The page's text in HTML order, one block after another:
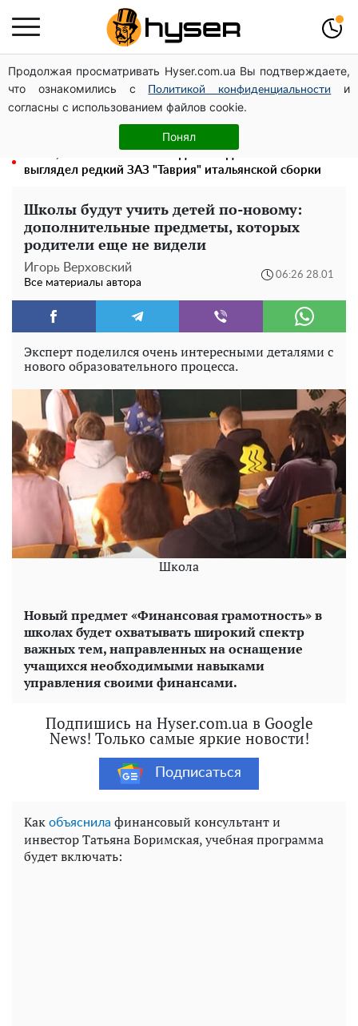
Продолжая просматривать Hyser.com.ua Вы подтверждаете,
что ознакомились с
Политикой конфиденциальности
и
согласны с использованием файлов cookie.
Понял
Голая Елена Тополя в интересных позах заставила
отвисать челюсти: слив видео – было только началом
Полностью голая Анна Тринчер блеснула
"прелестями": таких размеров вы еще не видели
выглядел редкий ЗАЗ "Таврия" итальянской сборки
Школы будут учить детей по-новому:
дополнительные предметы, которых
родители еще не видели
Игорь Верховский
Все материалы автора
06:26 28.01
Эксперт поделился очень интересными деталями с
нового образовательного процесса.
Школа
Новый предмет «Финансовая грамотность» в
школах будет охватывать широкий спектр
важных тем, направленных на оснащение
учащихся необходимыми навыками
управления своими финансами.
Подпишись на Hyser.com.ua в Google
News! Только самые яркие новости!
Подписаться
Как объяснила финансовый консультант и
инвестор Татьяна Боримская, учебная программа
будет включать: